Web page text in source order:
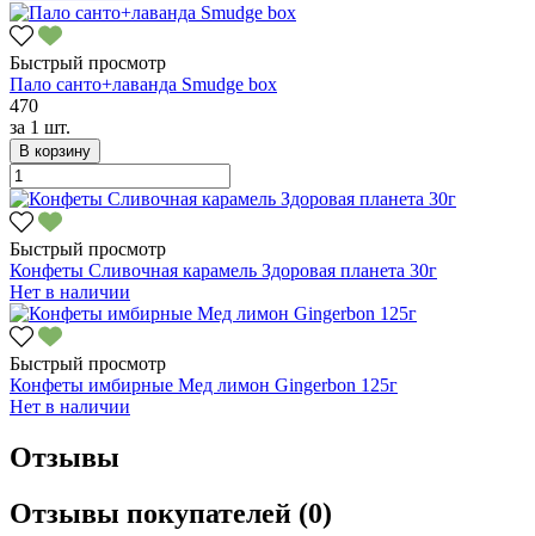
Быстрый просмотр
Пало санто+лаванда Smudge box
470
за 1 шт.
В корзину
Быстрый просмотр
Конфеты Сливочная карамель Здоровая планета 30г
Нет в наличии
Быстрый просмотр
Конфеты имбирные Мед лимон Gingerbon 125г
Нет в наличии
Отзывы
Отзывы покупателей (0)